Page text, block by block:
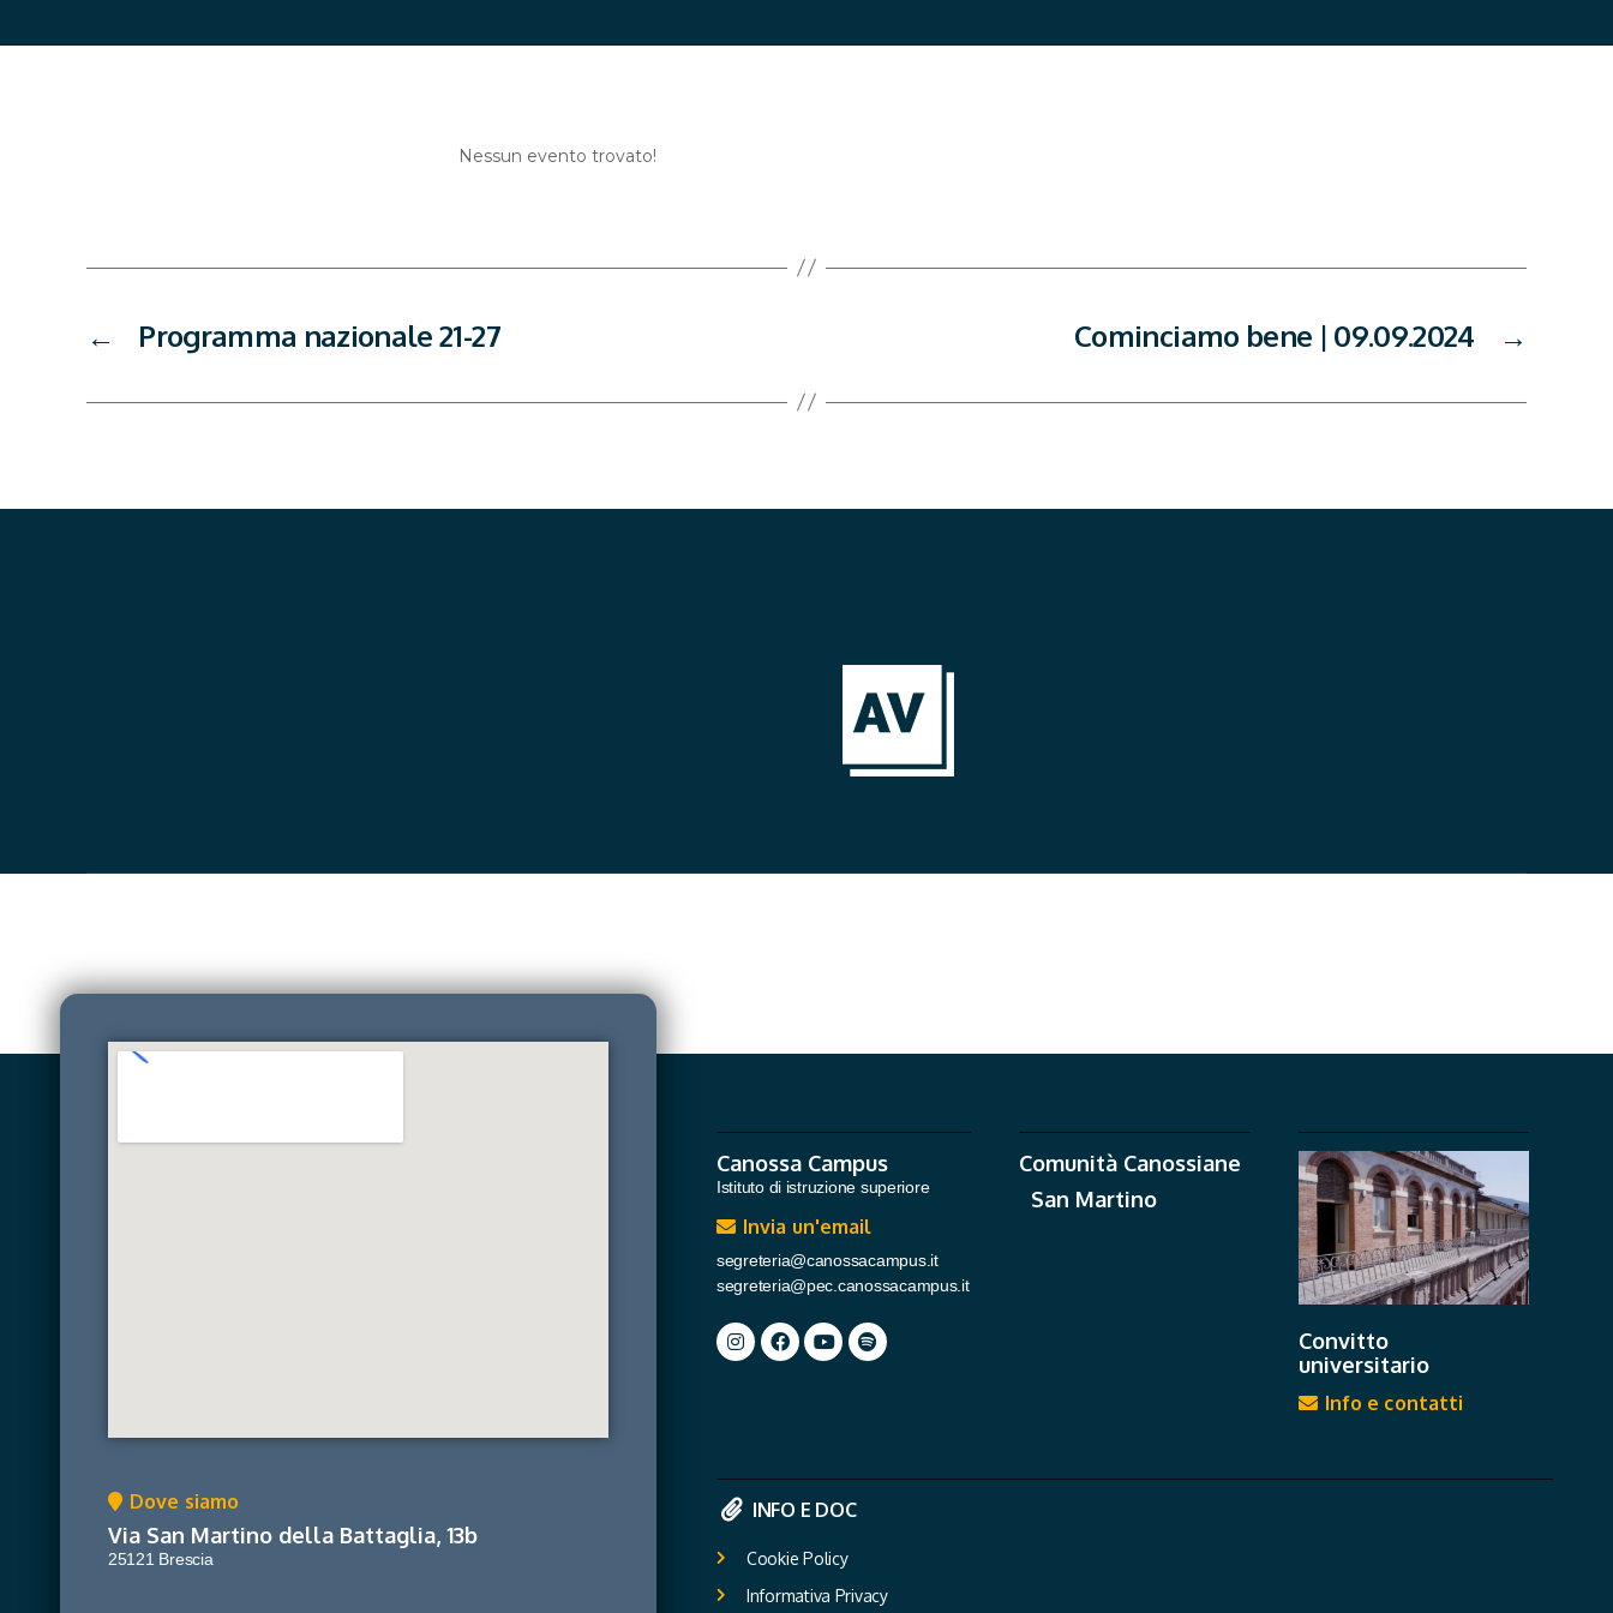
Nessun evento trovato!
← Programma nazionale 21-27 →
Cominciamo bene | 09.09.2024
Dove siamo
Via San Martino della Battaglia, 13b
25121 Brescia
Canossa Campus
Istituto di istruzione superiore
Invia un'email
segreteria@canossacampus.it
segreteria@pec.canossacampus.it
Comunità Canossiane
San Martino
Convitto
universitario
Info e contatti
INFO E DOC
Cookie Policy
Informativa Privacy